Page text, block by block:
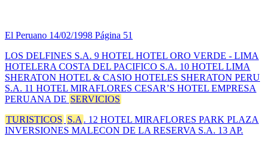
El Peruano 14/02/1998 Página 51
LOS DELFINES S.A. 9 HOTEL HOTEL ORO VERDE - LIMA
HOTELERA COSTA DEL PACIFICO S.A. 10 HOTEL LIMA
SHERATON HOTEL & CASIO HOTELES SHERATON PERU
S.A. 11 HOTEL MIRAFLORES CESAR’S HOTEL EMPRESA
PERUANA DE SERVICIOS
TURISTICOS S.A . 12 HOTEL MIRAFLORES PARK PLAZA
INVERSIONES MALECON DE LA RESERVA S.A. 13 AP.